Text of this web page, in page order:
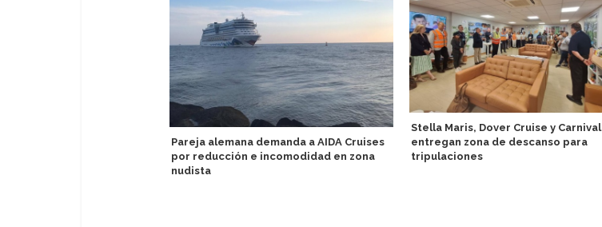
Pareja alemana demanda a AIDA Cruises
por reducción e incomodidad en zona
nudista
Stella Maris, Dover Cruise y Carnival
entregan zona de descanso para
tripulaciones